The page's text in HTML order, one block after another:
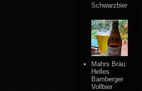
Schwarzbier
Mahrs Bräu
Helles
Bamberger
Vollbier